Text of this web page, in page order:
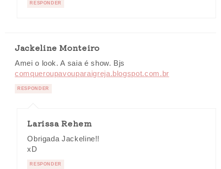
RESPONDER
Jackeline Monteiro
Amei o look. A saia é show. Bjs
comqueroupavouparaigreja.blogspot.com.br
RESPONDER
Larissa Rehem
Obrigada Jackeline!!
xD
RESPONDER